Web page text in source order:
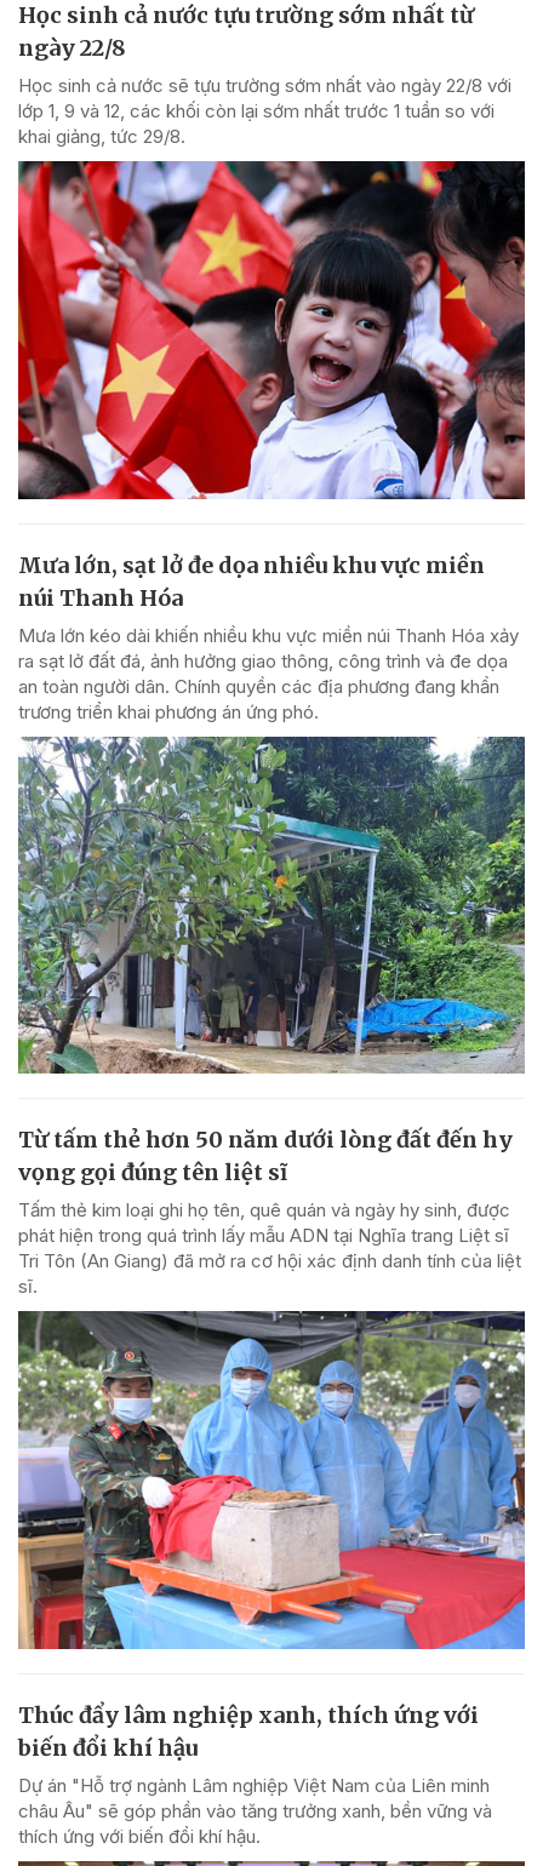
Học sinh cả nước tựu trường sớm nhất từ
ngày 22/8
Học sinh cả nước sẽ tựu trường sớm nhất vào ngày 22/8 với
lớp 1, 9 và 12, các khối còn lại sớm nhất trước 1 tuần so với
khai giảng, tức 29/8.
Mưa lớn, sạt lở đe dọa nhiều khu vực miền
núi Thanh Hóa
Mưa lớn kéo dài khiến nhiều khu vực miền núi Thanh Hóa xảy
ra sạt lở đất đá, ảnh hưởng giao thông, công trình và đe dọa
an toàn người dân. Chính quyền các địa phương đang khẩn
trương triển khai phương án ứng phó.
Từ tấm thẻ hơn 50 năm dưới lòng đất đến hy
vọng gọi đúng tên liệt sĩ
Tấm thẻ kim loại ghi họ tên, quê quán và ngày hy sinh, được
phát hiện trong quá trình lấy mẫu ADN tại Nghĩa trang Liệt sĩ
Tri Tôn (An Giang) đã mở ra cơ hội xác định danh tính của liệt
sĩ.
Thúc đẩy lâm nghiệp xanh, thích ứng với
biến đổi khí hậu
Dự án "Hỗ trợ ngành Lâm nghiệp Việt Nam của Liên minh
châu Âu" sẽ góp phần vào tăng trưởng xanh, bền vững và
thích ứng với biến đổi khí hậu.